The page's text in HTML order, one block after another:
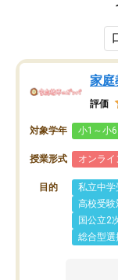
家庭
評価
対象学年 小1～小6
授業形式 オンラ
目的 私立中学
高校受験
国公立2
総合型選